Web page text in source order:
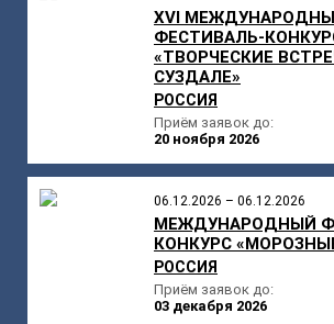
XVI
ФЕСТИВАЛЬ-
«ТВОРЧЕСКИЕ
СУЗДАЛЕ»
РОССИЯ
Приём заявок до:
20 ноября 2026
06.12.2026 – 06.12.2026
МЕЖДУНАРОДНЫЙ
КОНКУРС
РОССИЯ
Приём заявок до:
03 декабря 2026